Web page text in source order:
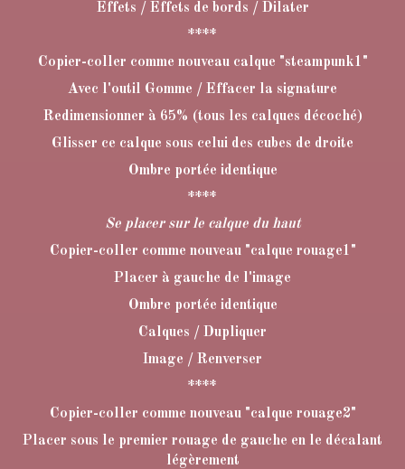
Effets / Effets de bords / Dilater
****
Copier-coller comme nouveau calque "steampunk1"
Avec l'outil Gomme / Effacer la signature
Redimensionner à 65% (tous les calques décoché)
Glisser ce calque sous celui des cubes de droite
Ombre portée identique
****
Se placer sur le calque du haut
Copier-coller comme nouveau "calque rouage1"
Placer à gauche de l'image
Ombre portée identique
Calques / Dupliquer
Image / Renverser
****
Copier-coller comme nouveau "calque rouage2"
Placer sous le premier rouage de gauche en le décalant
légèrement